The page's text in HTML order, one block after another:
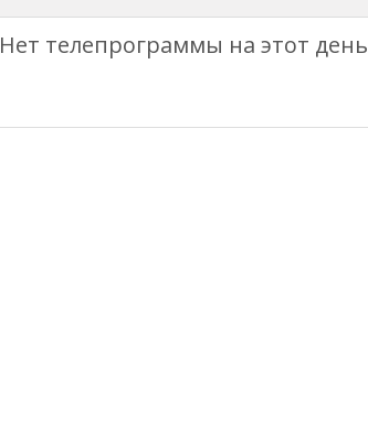
Нет телепрограммы на этот день